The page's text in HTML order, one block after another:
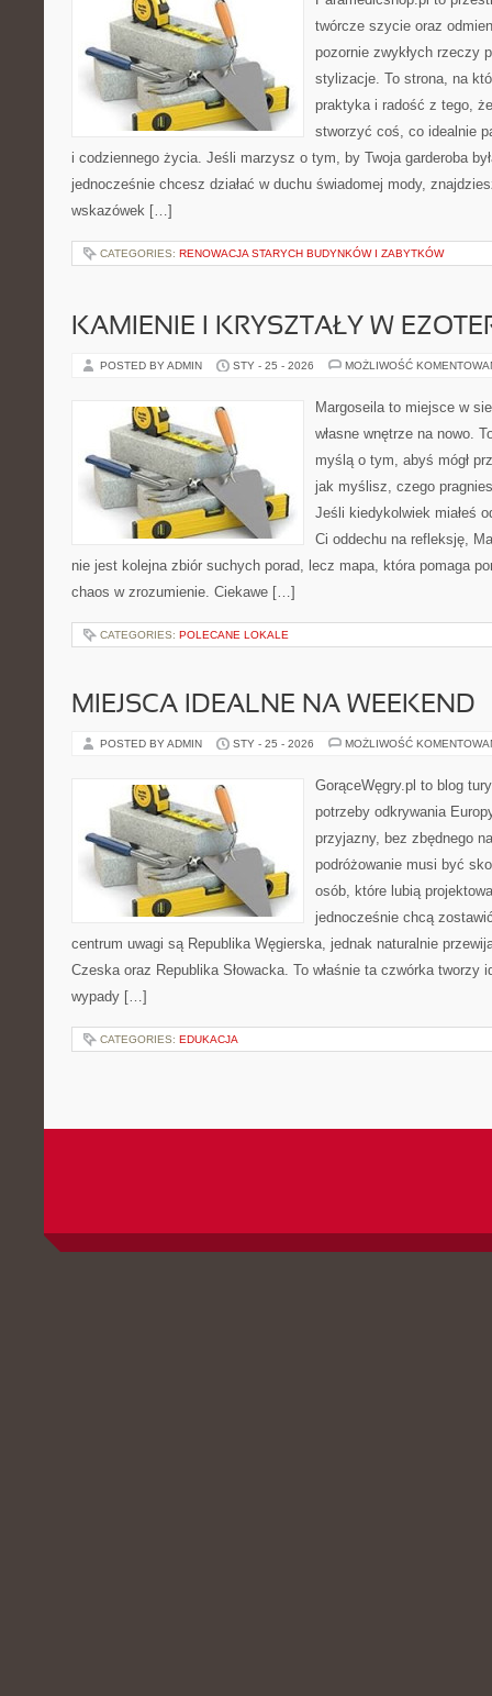
twórcze szycie oraz
pozornie zwykłych rzeczy
stylizacje. To strona, na
praktyka i radość z tego,
stworzyć coś, co idealnie
i codziennego życia. Jeśli marzysz o tym, by Twoja garderoba
jednocześnie chcesz działać w duchu świadomej mody,
wskazówek […]
CATEGORIES: RENOWACJA STARYCH BUDYNKÓW I ZABYTKÓW
KAMIENIE I KRYSZTAŁY W
POSTED BY ADMIN STY - 25 - 2026 MOŻLIWOŚĆ
Margoseila to miejsce w
własne wnętrze na nowo.
myślą o tym, abyś mógł
jak myślisz, czego
Jeśli kiedykolwiek miałeś
Ci oddechu na refleksję,
nie jest kolejna zbiór suchych porad, lecz mapa, która pomaga
chaos w zrozumienie. Ciekawe […]
CATEGORIES: POLECANE LOKALE
MIEJSCA IDEALNE NA WEEKEND
POSTED BY ADMIN STY - 25 - 2026 MOŻLIWOŚĆ
GorąceWęgry.pl to blog
potrzeby odkrywania
przyjazny, bez zbędnego
podróżowanie musi być
osób, które lubią
jednocześnie chcą
centrum uwagi są Republika Węgierska, jednak naturalnie
Czeska oraz Republika Słowacka. To właśnie ta czwórka tworzy
wypady […]
CATEGORIES: EDUKACJA